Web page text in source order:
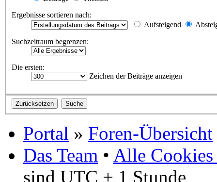
Ergebnisse sortieren nach:
Aufsteigend
Suchzeitraum begrenzen:
Die ersten:
Zeichen der Beiträge anzeigen
Portal » Foren-Übersicht
Das Team • Alle Cookies
sind UTC + 1 Stunde